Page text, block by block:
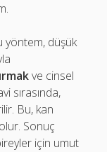
yöntem, düşük
ve cinsel
sırasında,
Bu, kan
Sonuç
için umut